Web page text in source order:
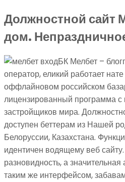
Должностной сайт
дом.
БК Мелбет –
оператор, еликий работает нате
оффлайновом российском
лицензированный программа
застройщиков мира.
доступен беттерам из Нашей
Белоруссии, Казахстана.
идентичен водящему веб
разновидность, а
таким же интерфейсом,